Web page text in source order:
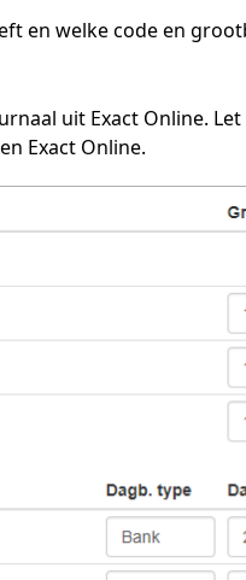
en welke code en
uit Exact Online.
Exact Online.